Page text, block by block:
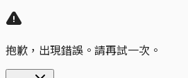
抱歉，出現錯誤。請再試一次。